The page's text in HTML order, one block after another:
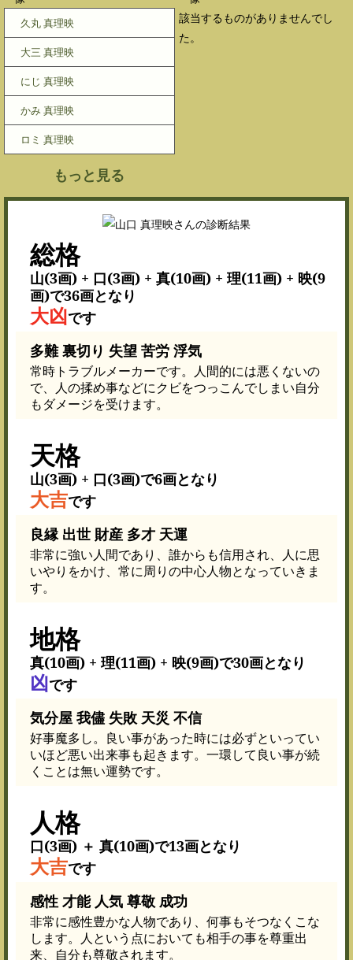
久丸 真理映
大三 真理映
にじ 真理映
かみ 真理映
ロミ 真理映
もっと見る
該当するものがありませんでし
た。
総格
山(3画) + 口(3画) + 真(10画) + 理(11画) + 映(9
画)で36画となり
大凶です
多難 裏切り 失望 苦労 浮気
常時トラブルメーカーです。人間的には悪くないの
で、人の揉め事などにクビをつっこんでしまい自分
もダメージを受けます。
天格
山(3画) + 口(3画)で6画となり
大吉です
良縁 出世 財産 多才 天運
非常に強い人間であり、誰からも信用され、人に思
いやりをかけ、常に周りの中心人物となっていきま
す。
地格
真(10画) + 理(11画) + 映(9画)で30画となり
凶です
気分屋 我儘 失敗 天災 不信
好事魔多し。良い事があった時には必ずといってい
いほど悪い出来事も起きます。一環して良い事が続
くことは無い運勢です。
人格
口(3画) ＋ 真(10画)で13画となり
大吉です
感性 才能 人気 尊敬 成功
非常に感性豊かな人物であり、何事もそつなくこな
します。人という点においても相手の事を尊重出
来、自分も尊敬されます。